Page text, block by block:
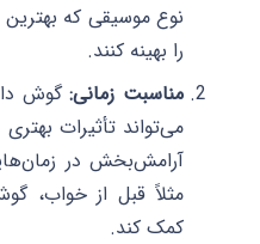
نوع موسیقی که بهترین
را بهینه کنند.
مناسبت زمانی:گوش
می‌تواند تأثیرات
آرامش‌بخش در
مثلاً قبل از خواب،
کمک کند.